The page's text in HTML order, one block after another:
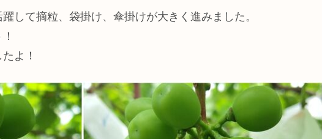
して摘粒、袋掛け、傘掛けが大きく進みました。
よ！